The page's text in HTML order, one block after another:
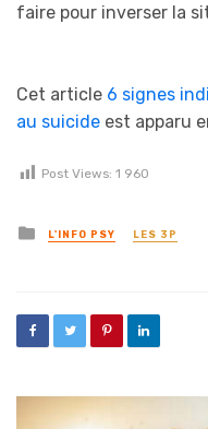
faire pour inverser la
Cet article 6 signes
au suicide est apparu
Post Views: 1 960
Posted in
L'INFO PSY LES 3P